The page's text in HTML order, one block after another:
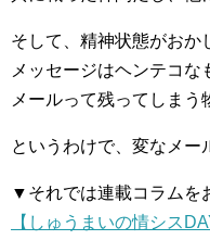
そして、精神状態がおか
メッセージはヘンテコな
メールって残ってしまう
というわけで、変なメー
▼それでは連載コラムを
【しゅうまいの情シス